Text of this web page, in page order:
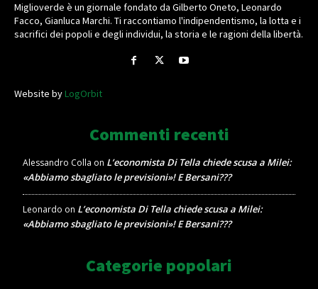
Miglioverde è un giornale fondato da Gilberto Oneto, Leonardo
Facco, Gianluca Marchi. Ti raccontiamo l'indipendentismo, la lotta e i
sacrifici dei popoli e degli individui, la storia e le ragioni della libertà.
Website byLogOrbit
Commenti recenti
Alessandro Colla on L’economista Di Tella chiede scusa a Milei:
«Abbiamo sbagliato le previsioni»! E Bersani???
Leonardo on L’economista Di Tella chiede scusa a Milei:
«Abbiamo sbagliato le previsioni»! E Bersani???
Categorie popolari